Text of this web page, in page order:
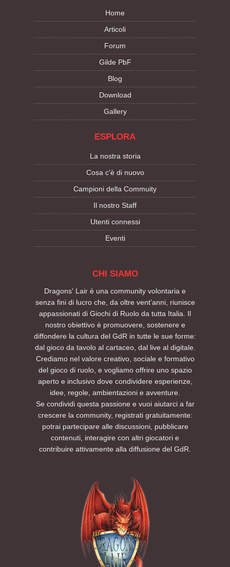
Home
Articoli
Forum
Gilde PbF
Blog
Download
Gallery
ESPLORA
La nostra storia
Cosa c'è di nuovo
Campioni della Commuity
Il nostro Staff
Utenti connessi
Eventi
CHI SIAMO
Dragons' Lair è una community volontaria e
senza fini di lucro che, da oltre vent’anni, riunisce
appassionati di Giochi di Ruolo da tutta Italia. Il
nostro obiettivo è promuovere, sostenere e
diffondere la cultura del GdR in tutte le sue forme:
dal gioco da tavolo al cartaceo, dal live al digitale.
Crediamo nel valore creativo, sociale e formativo
del gioco di ruolo, e vogliamo offrire uno spazio
aperto e inclusivo dove condividere esperienze,
idee, regole, ambientazioni e avventure.
Se condividi questa passione e vuoi aiutarci a far
crescere la community, registrati gratuitamente:
potrai partecipare alle discussioni, pubblicare
contenuti, interagire con altri giocatori e
contribuire attivamente alla diffusione del GdR.